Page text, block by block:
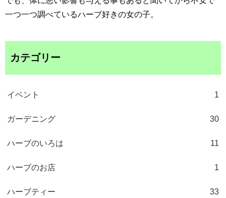
一つ一つ調べているハーブ好きの女の子。
カテゴリー
イベント 1
ガーデニング 30
ハーブのいろは 11
ハーブのお店 1
ハーブティー 33